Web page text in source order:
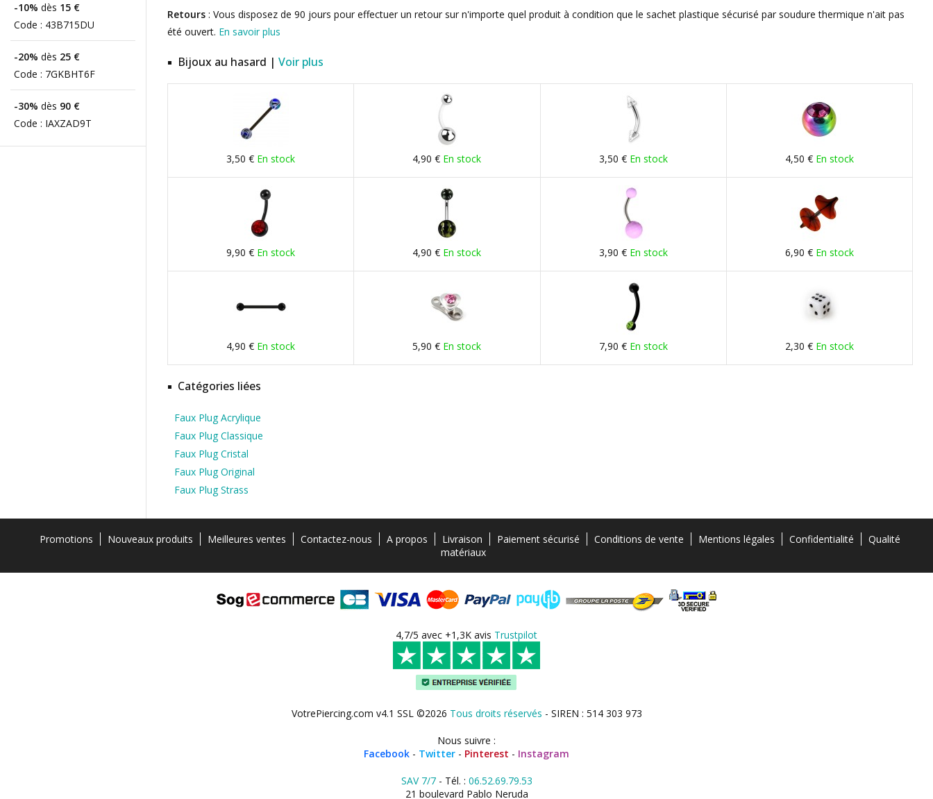
-10% dès 15 €
Code : 43B715DU
-20% dès 25 €
Code : 7GKBHT6F
-30% dès 90 €
Code : IAXZAD9T
Retours : Vous disposez de 90 jours pour effectuer un retour sur n'importe quel produit à condition que le sachet plastique sécurisé par soudure thermique n'ait pas
été ouvert. En savoir plus
Bijoux au hasard | Voir plus
3,50 € En stock 4,90 € En stock 3,50 € En stock 4,50 € En stock
9,90 € En stock 4,90 € En stock 3,90 € En stock 6,90 € En stock
4,90 € En stock 5,90 € En stock 7,90 € En stock 2,30 € En stock
Catégories liées
Faux Plug Acrylique
Faux Plug Classique
Faux Plug Cristal
Faux Plug Original
Faux Plug Strass
Promotions Nouveaux produits Meilleures ventes Contactez-nous A propos Livraison Paiement sécurisé Conditions de vente Mentions légales Confidentialité
Qualité
matériaux
4,7/5 avec +1,3K avis Trustpilot
VotrePiercing.com v4.1 SSL ©2026 Tous droits réservés - SIREN : 514 303 973
Nous suivre :
Facebook - Twitter - Pinterest - Instagram
SAV 7/7- Tél. : 06.52.69.79.53
21 boulevard Pablo Neruda